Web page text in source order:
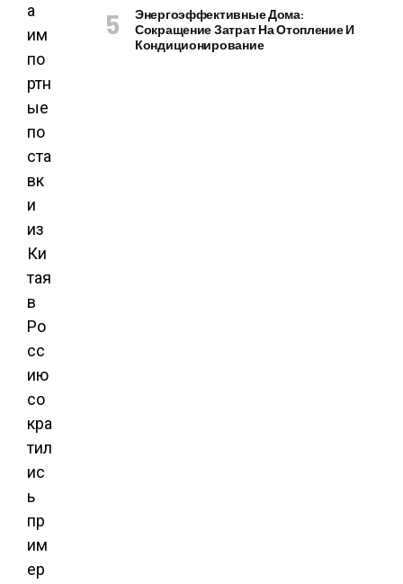
а
им
по
ртн
ые
по
ста
вк
и
из
Ки
тая
в
Ро
сс
ию
со
кра
тил
ис
ь
пр
им
ер
Энергоэффективные Дома:
Сокращение Затрат На Отопление И
Кондиционирование